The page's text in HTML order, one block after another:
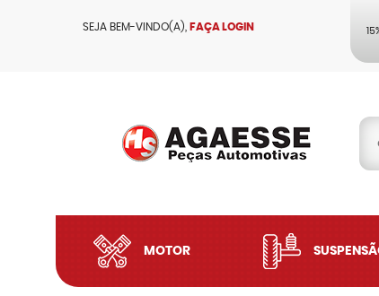
SEJA BEM-VINDO(A), FAÇA LOGIN
MOTOR